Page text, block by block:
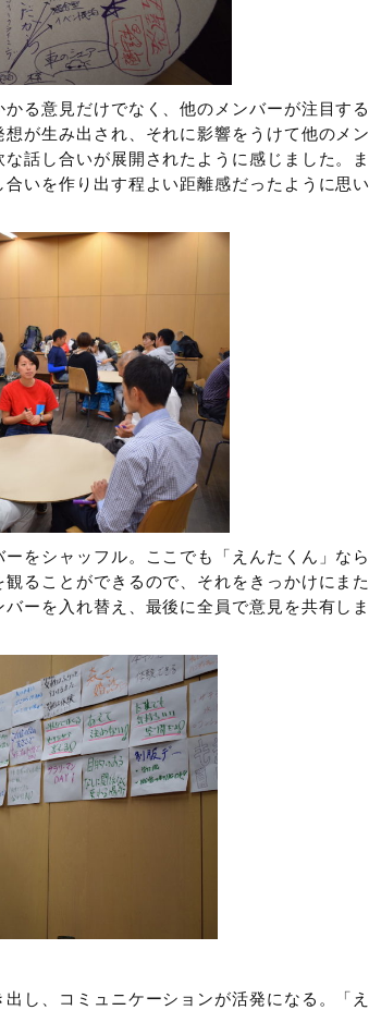
る意見だけでなく、他のメンバーが注目する
が生み出され、それに影響をうけて他のメン
話し合いが展開されたように感じました。ま
いを作り出す程よい距離感だったように思い
をシャッフル。ここでも「えんたくん」なら
ることができるので、それをきっかけにまた
ーを入れ替え、最後に全員で意見を共有しま
し、コミュニケーションが活発になる。「え